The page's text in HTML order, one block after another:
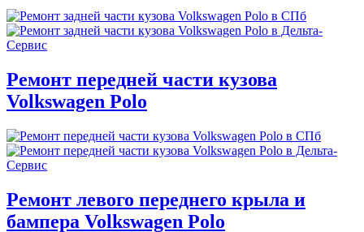
Ремонт передней части кузова
Volkswagen Polo
Ремонт левого переднего крыла и
бампера Volkswagen Polo